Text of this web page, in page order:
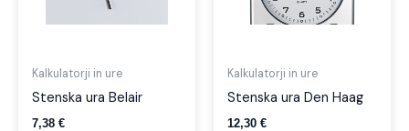
Kalkulatorji in ure
Stenska ura Belair
7,38 €
Kalkulatorji in ure
Stenska ura Den Haag
12,30 €